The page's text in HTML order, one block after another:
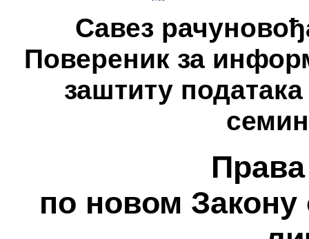
Савез
Повереник за
заштиту
по новом Закону